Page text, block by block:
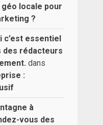
locale pour
?
c’est essentiel
des rédacteurs
dans
:
à
vous des